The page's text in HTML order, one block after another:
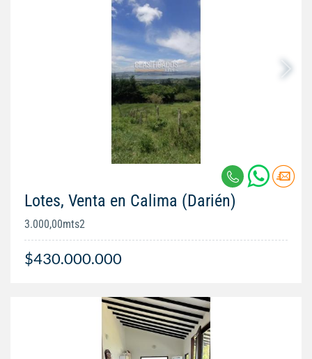
Lotes, Venta en Calima (Darién)
3.000,00mts2
$430.000.000